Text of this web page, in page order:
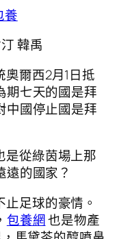
養
韓禹
爾西2月1日抵
期七天的國是拜
中國停止國是拜
是從綠茵場上那
的國家？
足球的豪情。
包養網也是物產